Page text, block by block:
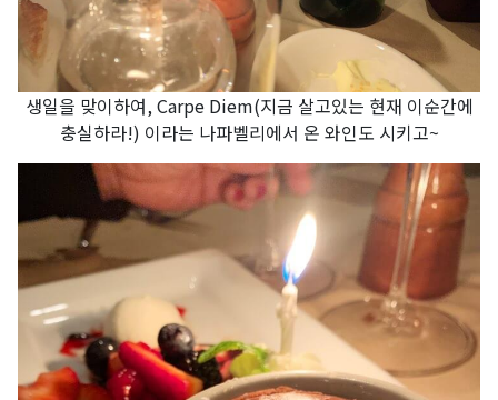
생일을 맞이하여, Carpe Diem(지금 살고있는 현재 이순간에
충실하라!) 이라는 나파벨리에서 온 와인도 시키고~